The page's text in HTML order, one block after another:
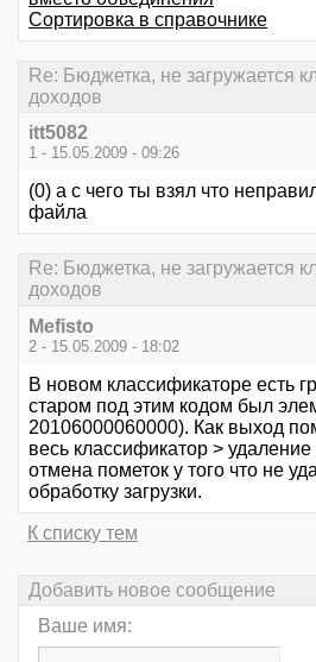
Сортировка в справочнике
Re: Бюджетка, не загружается
доходов
itt5082
1 - 15.05.2009 - 09:26
(0) а с чего ты взял что
файла
Re: Бюджетка, не загружается
доходов
Mefisto
2 - 15.05.2009 - 18:02
В новом классификаторе есть
старом под этим кодом был
20106000060000). Как выход
весь классификатор >
отмена пометок у того что не
обработку загрузки.
К списку тем
Добавить новое сообщение
Ваше имя: